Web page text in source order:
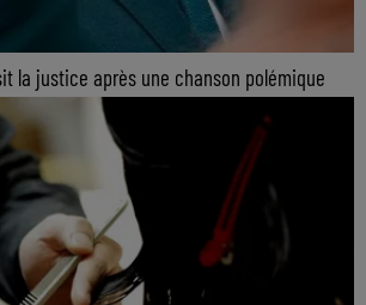
la justice après une chanson polémique